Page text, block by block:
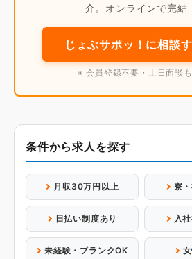
介。オンラインで完結
じょぶサポッ！に相談
※ 会員登録不要・土日面談
条件から求人を探す
月収30万円以上 寮
日払い制度あり 入
未経験・ブランクOK